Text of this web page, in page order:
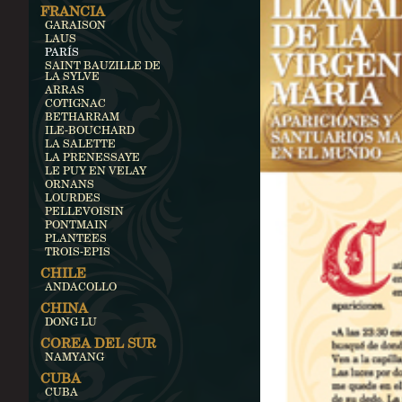
FRANCIA
GARAISON
LAUS
PARÍS
SAINT BAUZILLE DE
LA SYLVE
ARRAS
COTIGNAC
BETHARRAM
ILE-BOUCHARD
LA SALETTE
LA PRENESSAYE
LE PUY EN VELAY
ORNANS
LOURDES
PELLEVOISIN
PONTMAIN
PLANTEES
TROIS-EPIS
CHILE
ANDACOLLO
CHINA
DONG LU
COREA DEL SUR
NAMYANG
CUBA
CUBA